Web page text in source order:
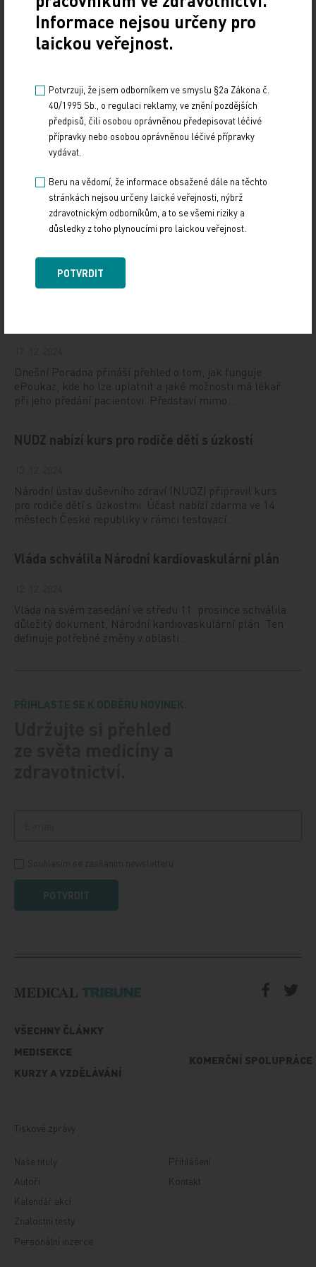
POLITIKA
Sdílejte článek
19. světový kongres Controversies in Neurology
(CONy)
19. světový kongres Controversies in Neurology (CONy)
se bude konat v termínu 20.–22. března 2025 v Praze.
Dnešní Poradna přináší přehled o tom, jak funguje
ePoukaz, kde ho lze uplatnit a jaké možnosti má lékař
při jeho předání pacientovi. Představí mimo…
NUDZ nabízí kurs pro rodiče dětí s úzkostí
Národní ústav duševního zdraví (NUDZ) připravil kurs
pro rodiče dětí s úzkostmi. Účast nabízí zdarma ve 14
městech České republiky v rámci testovací…
Vláda schválila Národní kardiovaskulární plán
Vláda na svém zasedání ve středu 11. prosince schválila
důležitý dokument, Národní kardiovaskulární plán. Ten
definuje potřebné změny v oblasti…
PŘIHLASTE SE K ODBĚRU NOVINEK.
POTVRDIT
VŠECHNY ČLÁNKY
MEDISEKCE
KURZY A VZDĚLÁVÁNÍ
KOMERČNÍ SPOLUPRÁCE
Tiskové zprávy
Naše tituly
Autoři
Kalendář akcí
Znalostní testy
Personální inzerce
Přihlášení
Kontakt
Informace nejsou určeny pro
laickou veřejnost.
Potvrzuji, že jsem odborníkem ve smyslu §2a Zákona č.
40/1995 Sb., o regulaci reklamy, ve znění pozdějších
předpisů, čili osobou oprávněnou předepisovat léčivé
přípravky nebo osobou oprávněnou léčivé přípravky
vydávat.
Beru na vědomí, že informace obsažené dále na těchto
stránkách nejsou určeny laické veřejnosti, nýbrž
zdravotnickým odborníkům, a to se všemi riziky a
důsledky z toho plynoucími pro laickou veřejnost.
POTVRDIT